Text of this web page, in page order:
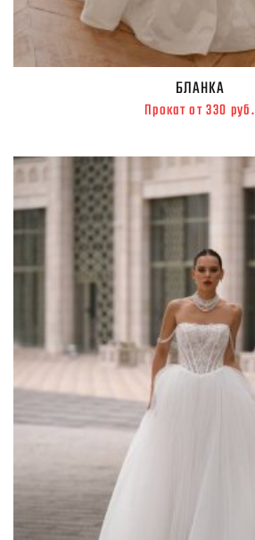
БЛАНКА
Прокат от 330 руб.